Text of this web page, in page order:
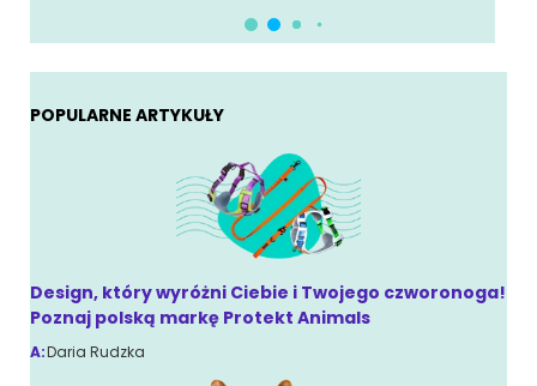
POPULARNE ARTYKUŁY
Design, który wyróżni Ciebie i Twojego czworonoga!
Poznaj polską markę Protekt Animals
A:Daria Rudzka